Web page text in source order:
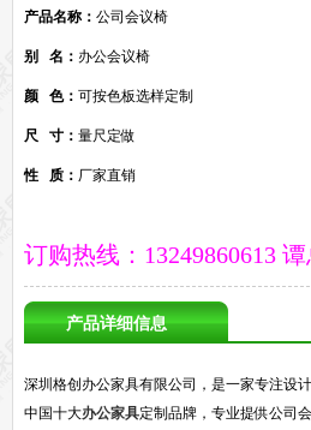
办公家具资讯
联系北琛深圳办公家具厂
关于北琛品牌办公
申请友情链接
产品名称： 公司会议椅
别 名： 办公会议椅
颜 色： 可按色板选样定制
尺 寸： 量尺定做
性 质： 厂家直销
订购热线：13249860613 谭
产品详细信息
深圳格创办公家具有限公司，是一家专注设
中国十大办公家具定制品牌，专业提供公司